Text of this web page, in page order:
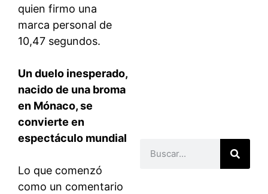
quien firmo una
marca personal de
10,47 segundos.
Un duelo inesperado,
nacido de una broma
en Mónaco, se
convierte en
espectáculo mundial
Lo que comenzó
como un comentario